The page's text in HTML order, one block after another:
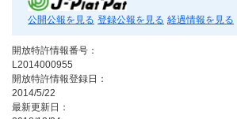
公開公報を見る 登録公報を見る 経過情報を見る
開放特許情報番号：
L2014000955
開放特許情報登録日：
2014/5/22
最新更新日：